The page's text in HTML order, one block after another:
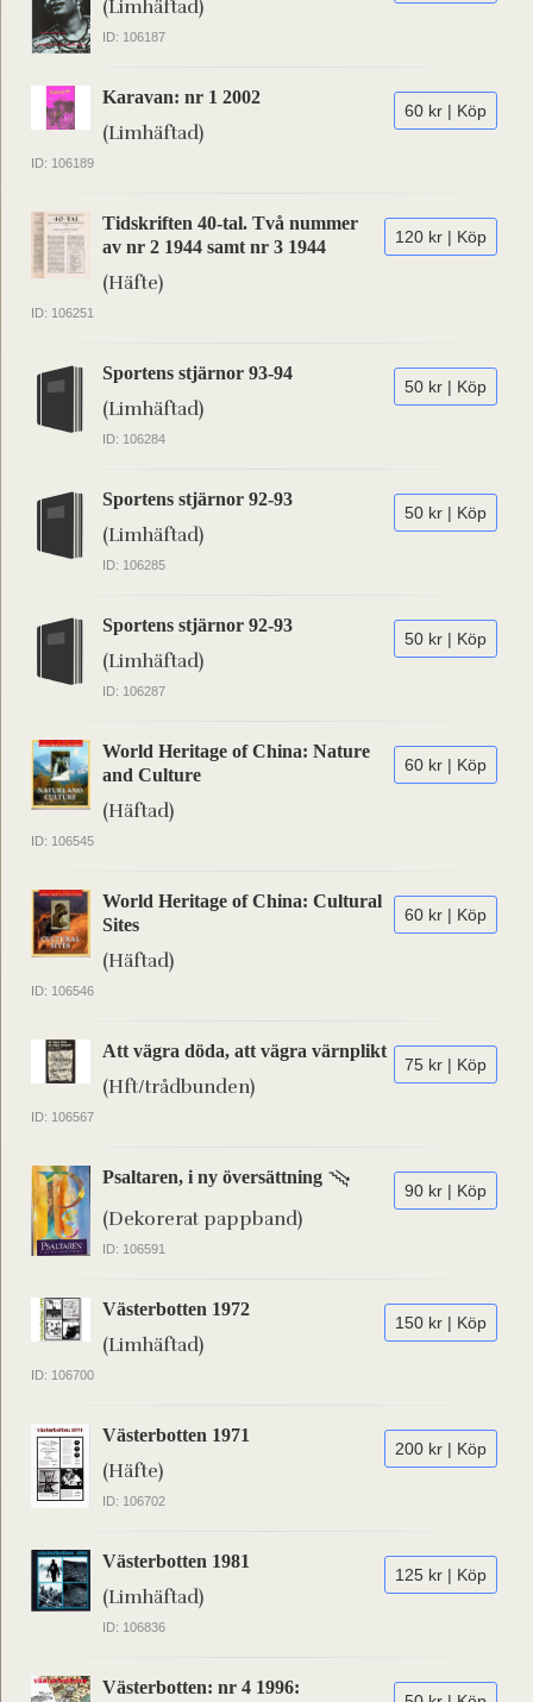
(Limhäftad)
ID: 106187
60 kr | Köp
Karavan: nr 1 2002
(Limhäftad)
ID: 106189
120 kr | Köp
Tidskriften 40-tal. Två nummer
av nr 2 1944 samt nr 3 1944
(Häfte)
ID: 106251
50 kr | Köp
Sportens stjärnor 93-94
(Limhäftad)
ID: 106284
50 kr | Köp
Sportens stjärnor 92-93
(Limhäftad)
ID: 106285
50 kr | Köp
Sportens stjärnor 92-93
(Limhäftad)
ID: 106287
60 kr | Köp
World Heritage of China: Nature
and Culture
(Häftad)
ID: 106545
60 kr | Köp
World Heritage of China: Cultural
Sites
(Häftad)
ID: 106546
75 kr | Köp
Att vägra döda, att vägra värnplikt
(Hft/trådbunden)
ID: 106567
90 kr | Köp
Psaltaren, i ny översättning
(Dekorerat pappband)
ID: 106591
150 kr | Köp
Västerbotten 1972
(Limhäftad)
ID: 106700
200 kr | Köp
Västerbotten 1971
(Häfte)
ID: 106702
125 kr | Köp
Västerbotten 1981
(Limhäftad)
ID: 106836
Västerbotten: nr 4 1996: